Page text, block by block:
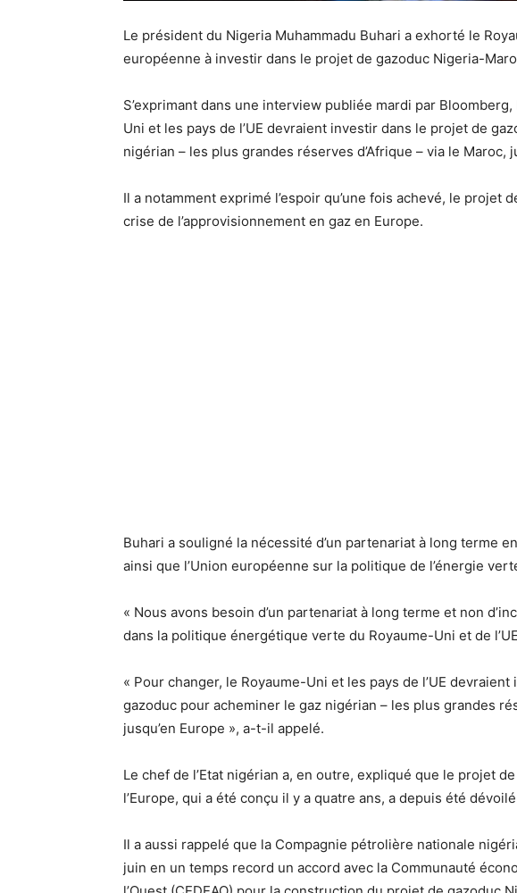
Le président du Nigeria Muhammadu Buhari a exhorté le
européenne à investir dans le projet de gazoduc Nigeria-
S’exprimant dans une interview publiée mardi par
Uni et les pays de l’UE devraient investir dans le projet de
nigérian – les plus grandes réserves d’Afrique – via le Maroc,
Il a notamment exprimé l’espoir qu’une fois achevé, le projet
crise de l’approvisionnement en gaz en Europe.
Buhari a souligné la nécessité d’un partenariat à long terme
ainsi que l’Union européenne sur la politique de l’énergie
« Nous avons besoin d’un partenariat à long terme et non
dans la politique énergétique verte du Royaume-Uni et de
« Pour changer, le Royaume-Uni et les pays de l’UE
gazoduc pour acheminer le gaz nigérian – les plus grandes
jusqu’en Europe », a-t-il appelé.
Le chef de l’Etat nigérian a, en outre, expliqué que le projet
l’Europe, qui a été conçu il y a quatre ans, a depuis été
Il a aussi rappelé que la Compagnie pétrolière nationale
juin en un temps record un accord avec la Communauté